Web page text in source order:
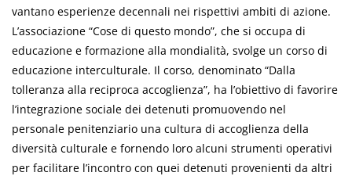
vantano esperienze decennali nei rispettivi ambiti di azione.
L’associazione “Cose di questo mondo”, che si occupa di
educazione e formazione alla mondialità, svolge un corso di
educazione interculturale. Il corso, denominato “Dalla
tolleranza alla reciproca accoglienza”, ha l’obiettivo di favorire
l’integrazione sociale dei detenuti promuovendo nel
personale penitenziario una cultura di accoglienza della
diversità culturale e fornendo loro alcuni strumenti operativi
per facilitare l’incontro con quei detenuti provenienti da altri